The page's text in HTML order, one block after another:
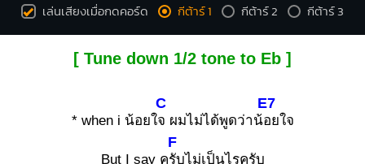
เล่นเสียงเมื่อกดคอร์ด กีต้าร์ 1 กีต้าร์ 2 กีต้าร์ 3
[ Tune down 1/2 tone to Eb ]
* when i น้อยใ
C
จ ผมไม่ได้พูดว่าน้
E7
อยใจ
But I say ค
F
รับไม่เป็นไรครับ